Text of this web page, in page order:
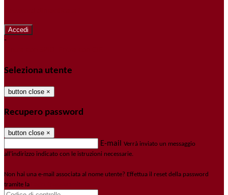
-
Seleziona utente
button close ×
Recupero password
button close ×
E-mail Verrà inviato un messaggio
all'indirizzo indicato con le istruzioni necessarie.
Non hai una e-mail associata al nome utente? Effettua il reset della password
tramite la